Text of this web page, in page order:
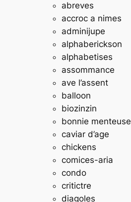
abreves
accroc a nimes
adminijupe
alphaberickson
alphabetises
assommance
ave l’assent
balloon
biozinzin
bonnie menteuse
caviar d’age
chickens
comices-aria
condo
critictre
diagoles